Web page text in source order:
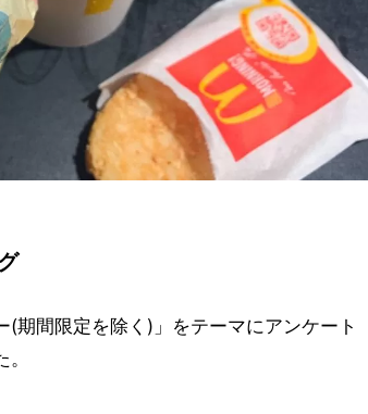
期間限定を除く)」をテーマにアンケート